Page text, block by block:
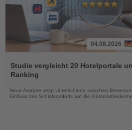
Sie
die
Nachrichten
04.08.2026
Studie vergleicht 20 Hotelportale
Ranking
Neue Analyse zeigt Unterschiede zwischen
Einfluss des Schlafkomforts auf die